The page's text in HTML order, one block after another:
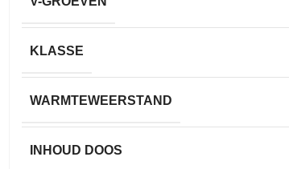
KLASSE
WARMTEWEERSTAND
INHOUD DOOS